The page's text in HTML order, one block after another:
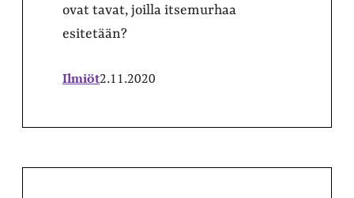
ovat tavat, joilla itsemurhaa
esitetään?
Ilmiöt2.11.2020